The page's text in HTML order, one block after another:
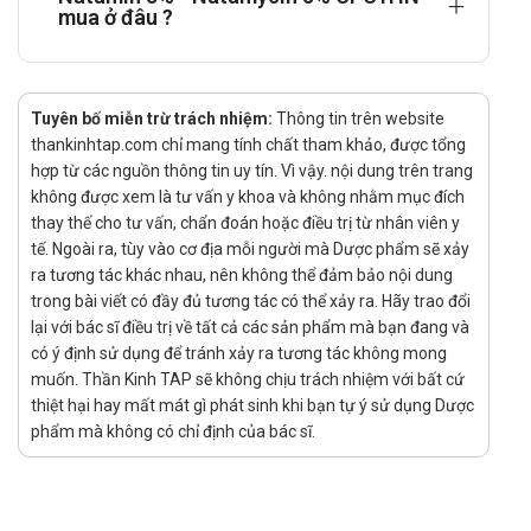
Nhỏ thuốc trực tiếp vào mắt
Chống chỉ định
Không sử dụng sản phẩm nếu người dùng dị ứng, mẫn
cảm với bất cứ thành phần nào của sản phẩm.
Cảnh báo khi sử dụng
Sản phẩm chỉ được dùng nhỏ mắt, không dùng để tiêm.
Không dùng sản phẩm đã quá hạn ghi bên ngoài bao bì
hay khi thấy chất lượng dung dịch có đã có sự thay đổi,
sản phẩm biến chất, biến màu,....
Không để đầu lọ nhỏ chạm vào mi mắt hoặc mí mắt vì
điều này sẽ làm đầu lọ nhỏ bị nhiễm khuẩn, ảnh hưởng
đến chất lượng dung dịch nhỏ mắt.
Không nên chớp mắt nhiều hay dụi mắt sau khi sử dụng
sản phẩm.
mua ở đâu ?
Tuyên bố miễn trừ trách nhiệm: Thông tin trên website
thankinhtap.com chỉ mang tính chất tham khảo, được tổng
hợp từ các nguồn thông tin uy tín. Vì vậy. nội dung trên trang
không được xem là tư vấn y khoa và không nhằm mục đích
thay thế cho tư vấn, chẩn đoán hoặc điều trị từ nhân viên y
tế. Ngoài ra, tùy vào cơ địa mỗi người mà Dược phẩm sẽ xảy
ra tương tác khác nhau, nên không thể đảm bảo nội dung
trong bài viết có đầy đủ tương tác có thể xảy ra. Hãy trao đổi
lại với bác sĩ điều trị về tất cả các sản phẩm mà bạn đang và
có ý định sử dụng để tránh xảy ra tương tác không mong
muốn. Thần Kinh TAP sẽ không chịu trách nhiệm với bất cứ
thiệt hại hay mất mát gì phát sinh khi bạn tự ý sử dụng Dược
phẩm mà không có chỉ định của bác sĩ.